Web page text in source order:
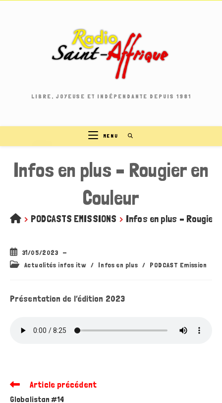
LIBRE, JOYEUSE ET INDÉPENDANTE DEPUIS 1981
MENU
Infos en plus – Rougier en
Couleur
> PODCASTS EMISSIONS > Infos en plus – Rougier
Publication
publiée :
31/05/2023
PostActualités infos itw / Infos en plus / PODCAST Emission
Présentation de l’édition 2023
Read
Article précédent
Globalistan #14